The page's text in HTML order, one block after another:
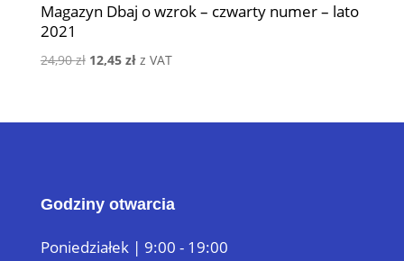
Magazyn Dbaj o wzrok – czwarty numer – lato
2021
24,90zł Pierwotna
24,90 zł.
12,45 złAktualna
12,45 zł.
z VAT
Godziny otwarcia
Poniedziałek | 9:00 - 19:00